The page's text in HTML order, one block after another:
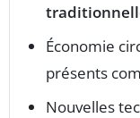
Économie
présents
Nouvelles